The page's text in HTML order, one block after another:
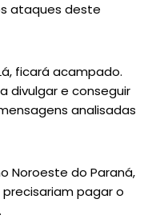
ataques deste
ficará acampado.
divulgar e conseguir
analisadas
Noroeste do Paraná,
pagar o